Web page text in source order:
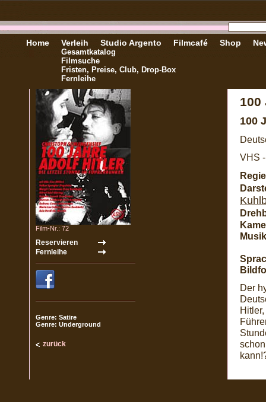
Home Verleih
Gesamtkatalog
Filmsuche
Fristen, Preise, Club, Drop-Box
Fernleihe
Studio Argento Filmcafé Shop
Film-Nr.: 72
Genre: Satire
Genre: Underground
zurück
100
100
VHS
Der